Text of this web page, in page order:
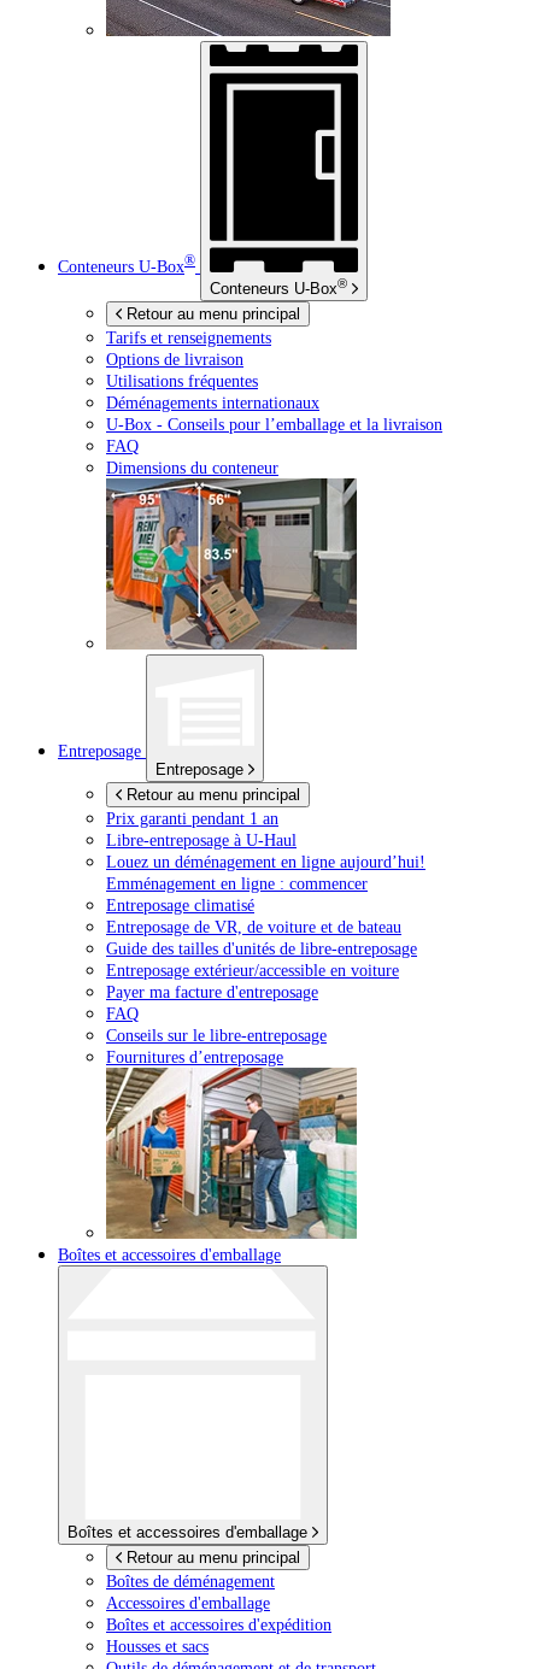
Conteneurs U-Box®
Conteneurs U-Box®
Retour au menu principal
Tarifs et renseignements
Options de livraison
Utilisations fréquentes
Déménagements internationaux
U-Box - Conseils pour l’emballage et la livraison
FAQ
Dimensions du conteneur
Entreposage
Entreposage
Retour au menu principal
Prix garanti pendant 1 an
Libre-entreposage à U-Haul
Louez un déménagement en ligne aujourd’hui!
Emménagement en ligne : commencer
Entreposage climatisé
Entreposage de VR, de voiture et de bateau
Guide des tailles d'unités de libre-entreposage
Entreposage extérieur/accessible en voiture
Payer ma facture d'entreposage
FAQ
Conseils sur le libre-entreposage
Fournitures d’entreposage
Boîtes et accessoires d'emballage
Boîtes et accessoires d'emballage
Retour au menu principal
Boîtes de déménagement
Accessoires d'emballage
Boîtes et accessoires d'expédition
Housses et sacs